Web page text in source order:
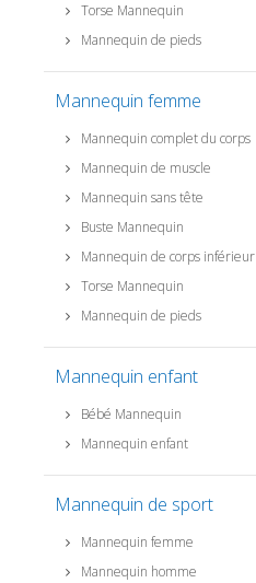
Torse Mannequin
Mannequin de pieds
Mannequin femme
Mannequin complet du corps
Mannequin de muscle
Mannequin sans tête
Buste Mannequin
Mannequin de corps inférieur
Torse Mannequin
Mannequin de pieds
Mannequin enfant
Bébé Mannequin
Mannequin enfant
Mannequin de sport
Mannequin femme
Mannequin homme